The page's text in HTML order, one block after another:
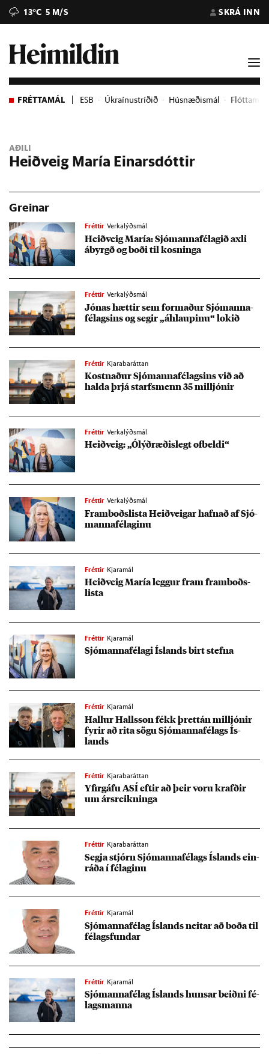
13°C 5 M/S SKRÁ INN
FRÉTTAMÁL ESB Úkraínustríðið Húsnæðismál
AÐILI
Heiðveig María Einarsdóttir
Greinar
Fréttir Verkalýðsmál
Heið­veig María: Sjó­manna­fé­lag­ið axli
ábyrgð og boði til kosn­inga
Fréttir Verkalýðsmál
Jón­as hætt­ir sem formað­ur Sjó­manna­
fé­lags­ins og seg­ir „áhlaup­inu“ lok­ið
Fréttir Kjarabaráttan
Kostn­að­ur Sjó­manna­fé­lags­ins við að
halda þrjá starfs­menn 35 millj­ón­ir
Fréttir Verkalýðsmál
Heið­veig: „Ólýð­ræð­is­legt of­beldi“
Fréttir Verkalýðsmál
Fram­boðs­lista Heið­veig­ar hafn­að af Sjó­
manna­fé­lag­inu
Fréttir Kjaramál
Heið­veig María legg­ur fram fram­boðs­
lista
Fréttir Kjaramál
Sjó­manna­fé­lagi Ís­lands birt stefna
Fréttir Kjaramál
Hall­ur Halls­son fékk þrett­án millj­ón­ir
fyr­ir að rita sögu Sjó­manna­fé­lags Ís­
lands
Fréttir Kjarabaráttan
Yf­ir­gáfu ASÍ eft­ir að þeir voru krafð­ir
um árs­reikn­inga
Fréttir Kjarabaráttan
Segja stjórn Sjó­manna­fé­lags Ís­lands ein­
ráða í fé­lag­inu
Fréttir Kjaramál
Sjó­manna­fé­lag Ís­lands neit­ar að boða til
fé­lags­fund­ar
Fréttir Kjaramál
Sjó­manna­fé­lag Ís­lands huns­ar beiðni fé­
lags­manna